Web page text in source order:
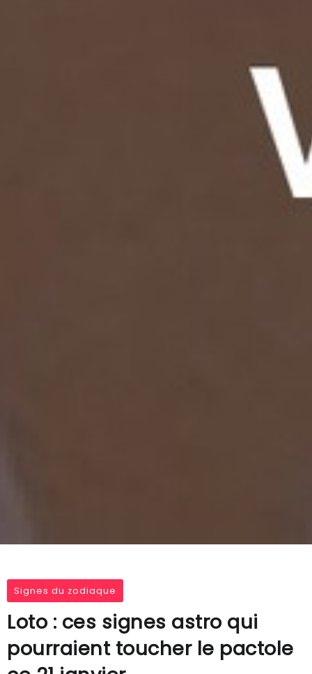
Signes du zodiaque
Loto : ces signes astro qui
pourraient toucher le pactole